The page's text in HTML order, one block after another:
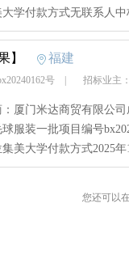
大学付款方式无联系人中
】 福建
号 招标业主
厦门米达商贸有限公
球服装一批项目编号
美大学付款方式2025
您还可以